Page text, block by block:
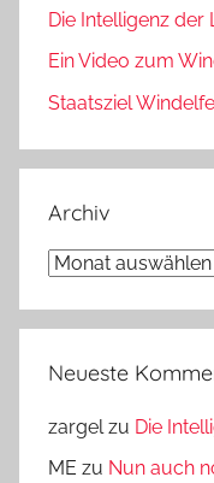
Die Intelligenz der
Ein Video zum
Staatsziel
Archiv
Archiv
Neueste
zargelzu Die
ME zu Nun auch